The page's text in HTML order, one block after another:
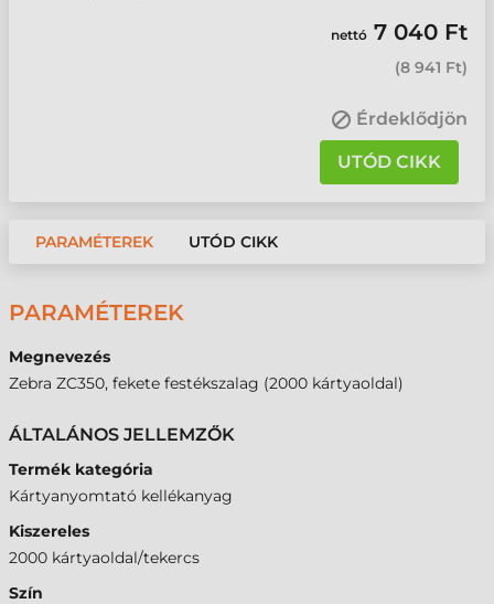
nettó 7 040 Ft
(8 941 Ft)
Érdeklődjön
UTÓD CIKK
PARAMÉTEREK UTÓD CIKK
PARAMÉTEREK
Megnevezés
Zebra ZC350, fekete festékszalag (2000 kártyaoldal)
ÁLTALÁNOS JELLEMZŐK
Termék kategória
Kártyanyomtató kellékanyag
Kiszereles
2000 kártyaoldal/tekercs
Szín